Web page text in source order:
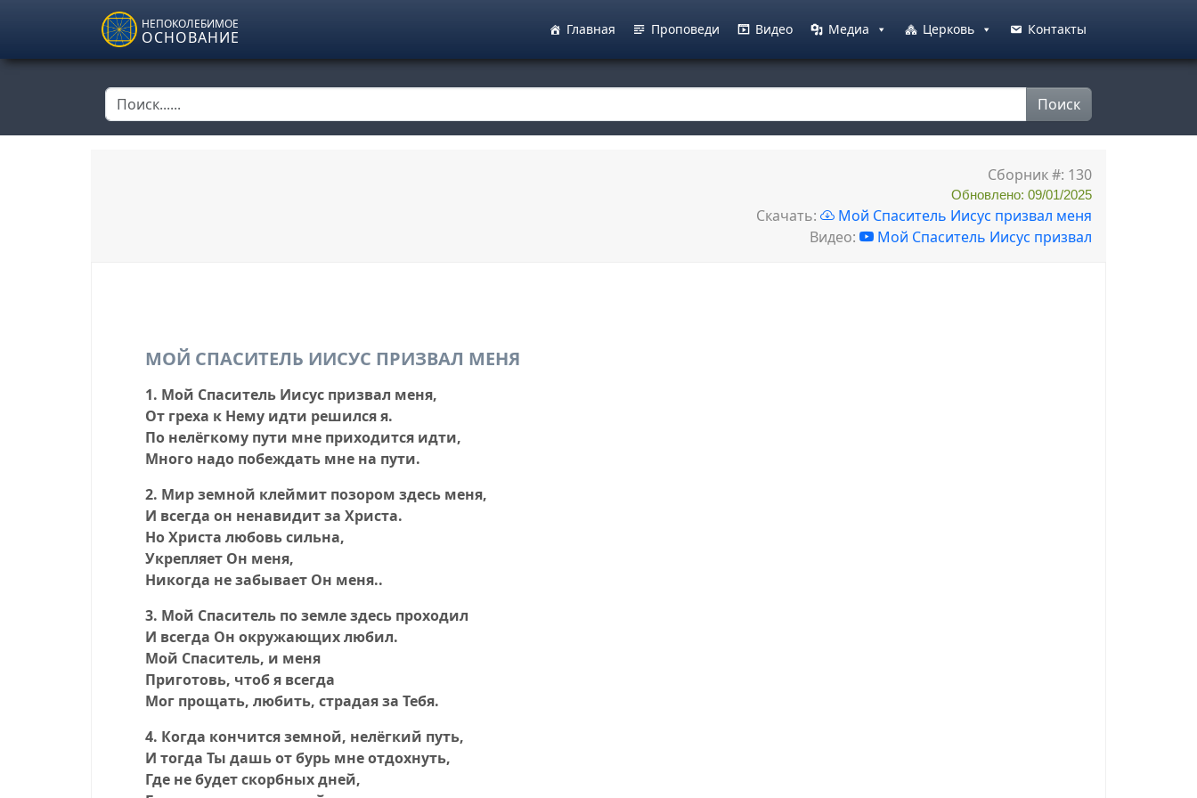
Skip to main content
НЕПОКОЛЕБИМОЕ
ОСНОВАНИЕ Главная Проповеди Видео Медиа Церковь Контакты
Поиск
Сборник #: 130
Обновлено: 09/01/2025
Скачать:
Мой Спаситель Иисус призвал меня
Видео:
Мой Спаситель Иисус призвал
МОЙ СПАСИТЕЛЬ ИИСУС ПРИЗВАЛ МЕНЯ
1. Мой Спаситель Иисус призвал меня,
От греха к Нему идти решился я.
По нелёгкому пути мне приходится идти,
Много надо побеждать мне на пути.
2. Мир земной клеймит позором здесь меня,
И всегда он ненавидит за Христа.
Но Христа любовь сильна,
Укрепляет Он меня,
Никогда не забывает Он меня..
3. Мой Спаситель по земле здесь проходил
И всегда Он окружающих любил.
Мой Спаситель, и меня
Приготовь, чтоб я всегда
Мог прощать, любить, страдая за Тебя.
4. Когда кончится земной, нелёгкий путь,
И тогда Ты дашь от бурь мне отдохнуть,
Где не будет скорбных дней,